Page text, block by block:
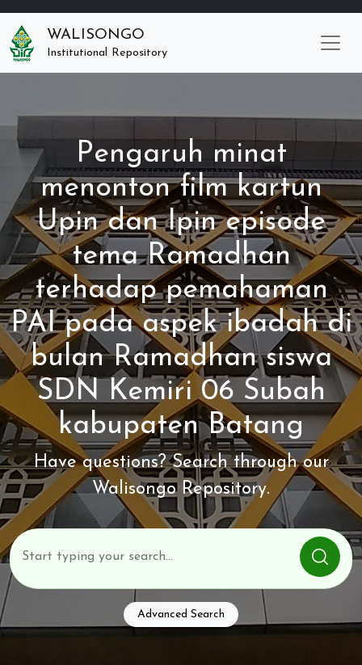
WALISONGO
Institutional Repository
Pengaruh minat
menonton film kartun
Upin dan Ipin episode
tema Ramadhan
terhadap pemahaman
PAI pada aspek ibadah di
bulan Ramadhan siswa
SDN Kemiri 06 Subah
kabupaten Batang
Have questions? Search through our
Walisongo Repository.
Advanced Search